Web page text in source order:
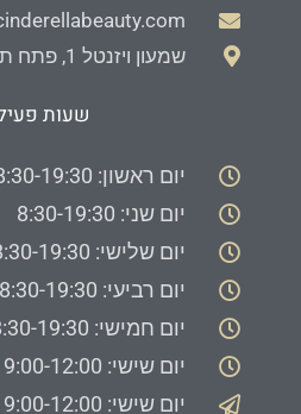
שמעון ויזנטל 1, פתח תקווה
שעות
יום ראשון: 8:30-19:30
יום שני: 8:30-19:30
יום שלישי: 8:30-19:30
יום רביעי: 8:30-19:30
יום חמישי: 8:30-19:30
יום שישי: 9:00-12:00
יום שישי: 9:00-12:00